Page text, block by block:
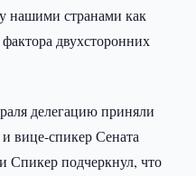
нашими странами как
двухсторонних
делегацию приняли
вице-спикер Сената
Спикер подчеркнул, что